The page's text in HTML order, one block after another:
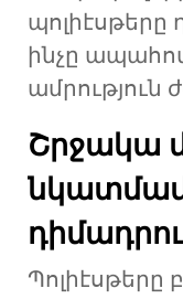
պոլիէսթերը
ինչը
ամրություն
Շրջակա
Պոլիէսթերը